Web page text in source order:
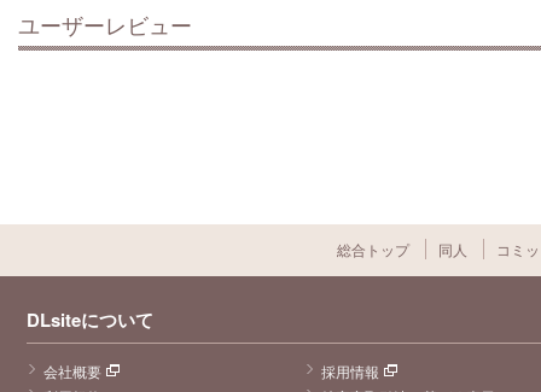
ユーザーレビュー
総合トップ 同人 コミ
DLsiteについて
会社概要
採用情報